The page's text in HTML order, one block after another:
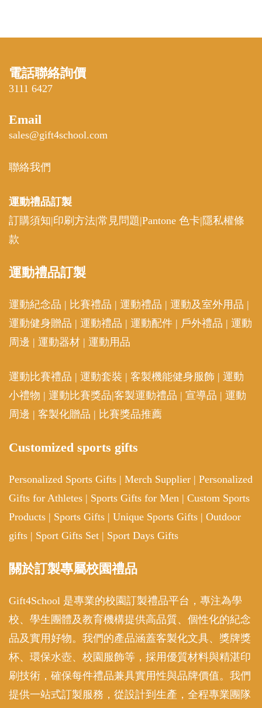
電話聯絡詢價
3111 6427
Email
sales@gift4school.com
聯絡我們
運動禮品訂製
訂購須知|印刷方法|常見問題|Pantone 色卡| 隱私權條
款
運動禮品訂製
運動紀念品 | 比賽禮品 | 運動禮品 | 運動及室外用品 |
運動健身贈品 | 運動禮品 | 運動配件 | 戶外禮品 | 運動
周邊 | 運動器材 | 運動用品
運動比賽禮品 | 運動套裝 | 客製機能健身服飾 | 運動
小禮物 | 運動比賽獎品|客製運動禮品 | 宣導品 | 運動
周邊 | 客製化贈品 | 比賽獎品推薦
Customized sports gifts
Personalized Sports Gifts | Merch Supplier | Personalized
Gifts for Athletes | Sports Gifts for Men | Custom Sports
Products | Sports Gifts | Unique Sports Gifts | Outdoor
gifts | Sport Gifts Set | Sport Days Gifts
關於訂製專屬校園禮品
Gift4School 是專業的校園訂製禮品平台，專注為學
校、學生團體及教育機構提供高品質、個性化的紀念
品及實用好物。我們的產品涵蓋客製化文具、獎牌獎
杯、環保水壺、校園服飾等，採用優質材料與精湛印
刷技術，確保每件禮品兼具實用性與品牌價值。我們
提供一站式訂製服務，從設計到生產，全程專業團隊